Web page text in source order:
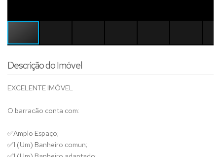
Descrição do Imóvel
EXCELENTE IMÓVEL
O barracão conta com:
✅Amplo Espaço;
✅1 (Um) Banheiro comun;